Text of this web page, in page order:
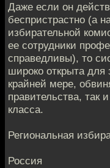
Даже если он
беспристрастно (а
избирательной
ее сотрудники
справедливы), то
широко открыта для
крайней мере,
правительства, так
класса.
Региональная
Россия